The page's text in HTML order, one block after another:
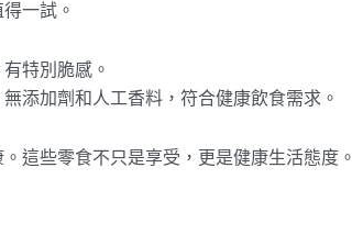
一試。
特別脆感。
添加劑和人工香料，符合健康飲食需求。
這些零食不只是享受，更是健康生活態度。